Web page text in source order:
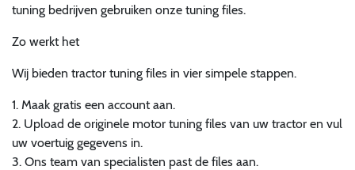
tuning bedrijven gebruiken onze tuning files.
Zo werkt het
Wij bieden tractor tuning files in vier simpele stappen.
1. Maak gratis een account aan.
2. Upload de originele motor tuning files van uw tractor en vul
uw voertuig gegevens in.
3. Ons team van specialisten past de files aan.